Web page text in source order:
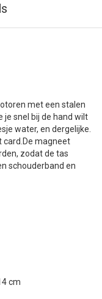
met een stalen
je snel bij de hand wilt
water, en dergelijke.
card.De magneet
zodat de tas
schouderband en
cm